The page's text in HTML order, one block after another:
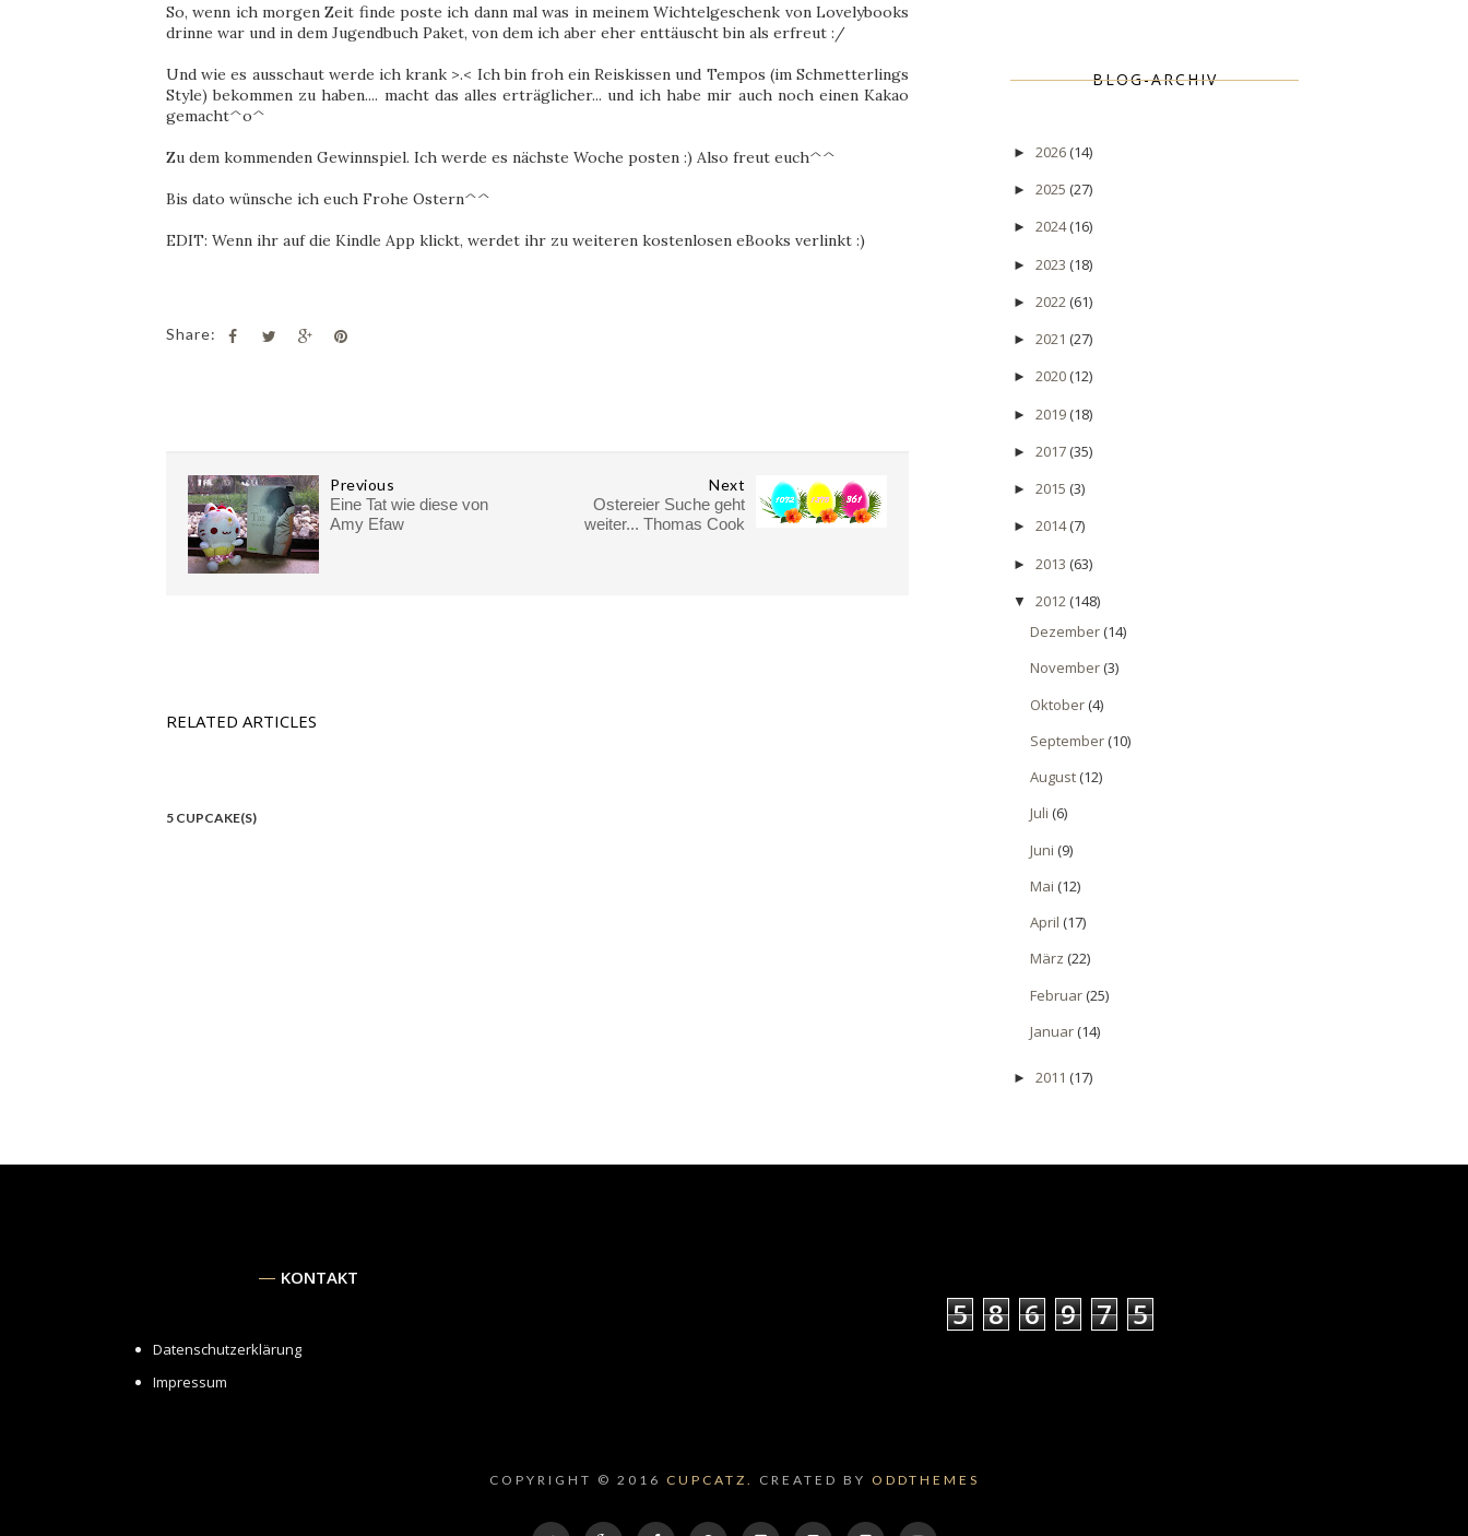
So, wenn ich morgen Zeit finde poste ich dann mal was in meinem Wichtelgeschenk von Lovelybooks
drinne war und in dem Jugendbuch Paket, von dem ich aber eher enttäuscht bin als erfreut :/
Und wie es ausschaut werde ich krank >.< Ich bin froh ein Reiskissen und Tempos (im Schmetterlings
Style) bekommen zu haben.... macht das alles erträglicher... und ich habe mir auch noch einen Kakao
gemacht^o^
Zu dem kommenden Gewinnspiel. Ich werde es nächste Woche posten :) Also freut euch^^
Bis dato wünsche ich euch Frohe Ostern^^
EDIT: Wenn ihr auf die Kindle App klickt, werdet ihr zu weiteren kostenlosen eBooks verlinkt :)
Share:
Next
Ostereier Suche geht
weiter... Thomas Cook
Previous
Eine Tat wie diese von
Amy Efaw
RELATED ARTICLES
5 CUPCAKE(S)
BLOG-ARCHIV
► 2026(14)
► 2025 (27)
► 2024(16)
► 2023 (18)
► 2022(61)
► 2021 (27)
► 2020(12)
► 2019(18)
► 2017(35)
► 2015 (3)
► 2014(7)
► 2013 (63)
▼ 2012(148)
Dezember(14)
November(3)
Oktober(4)
September(10)
August(12)
Juli (6)
Juni (9)
Mai (12)
April (17)
März (22)
Februar(25)
Januar(14)
► 2011 (17)
KONTAKT
Datenschutzerklärung
Impressum
5 8 6 9 7 5
COPYRIGHT © 2016 CUPCATZ. CREATED BY ODDTHEMES